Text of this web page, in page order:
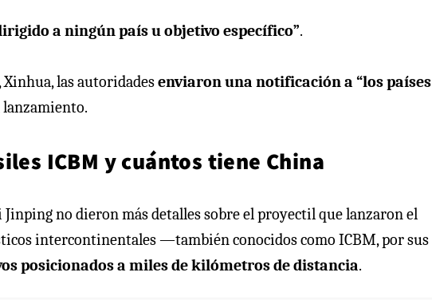
a ningún país u objetivo específico”.
Xinhua, las autoridadesenviaron una notificación a “los países
ICBM y cuántos tiene China
no dieron más detalles sobre el proyectil que lanzaron el
intercontinentales —también conocidos como ICBM, por sus
posicionados a miles de kilómetros de distancia.